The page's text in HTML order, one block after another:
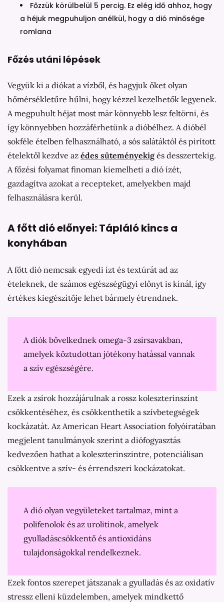
Főzzük körülbelül 5 percig. Ez elég idő ahhoz, hogy
a héjuk megpuhuljon anélkül, hogy a dió minősége
romlana
Főzés utáni lépések
Vegyük ki a diókat a vízből, és hagyjuk őket olyan
hőmérsékletűre hűlni, hogy kézzel kezelhetők legyenek.
A megpuhult héjat most már könnyebb lesz feltörni, és
így könnyebben hozzáférhetünk a dióbélhez. A dióbél
sokféle ételben felhasználható, a sós salátáktól és pirított
ételektől kezdve az édes süteményekigés desszertekig.
A főzési folyamat finoman kiemelheti a dió ízét,
gazdagítva azokat a recepteket, amelyekben majd
felhasználásra kerül.
A főtt dió előnyei: Tápláló kincs a
konyhában
A főtt dió nemcsak egyedi ízt és textúrát ad az
ételeknek, de számos egészségügyi előnyt is kínál, így
értékes kiegészítője lehet bármely étrendnek.
A diók bővelkednek omega-3 zsírsavakban,
amelyek köztudottan jótékony hatással vannak
a szív egészségére.
Ezek a zsírok hozzájárulnak a rossz koleszterinszint
csökkentéséhez, és csökkenthetik a szívbetegségek
kockázatát. Az American Heart Association folyóiratában
megjelent tanulmányok szerint a diófogyasztás
kedvezően hathat a koleszterinszintre, potenciálisan
csökkentve a szív- és érrendszeri kockázatokat.
A dió olyan vegyületeket tartalmaz, mint a
polifenolok és az urolitinok, amelyek
gyulladáscsökkentő és antioxidáns
tulajdonságokkal rendelkeznek.
Ezek fontos szerepet játszanak a gyulladás és az oxidatív
stressz elleni küzdelemben, amelyek mindkettő